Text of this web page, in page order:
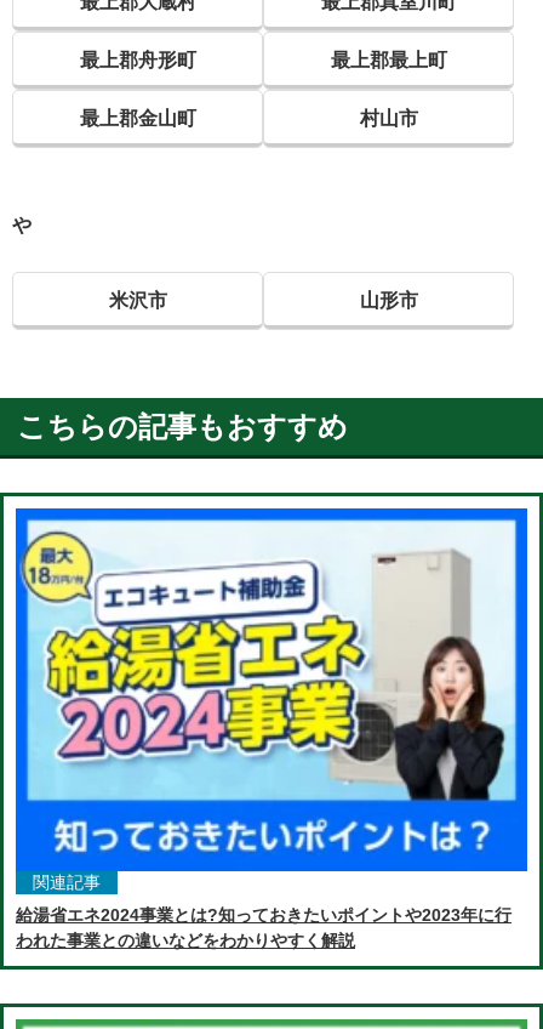
最上郡舟形町 最上郡最上町
最上郡金山町 村山市
や
米沢市 山形市
こちらの記事もおすすめ
関連記事
給湯省エネ2024事業とは?知っておきたいポイントや2023年に行
われた事業との違いなどをわかりやすく解説